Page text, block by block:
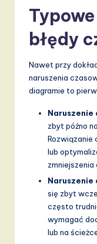
błędy
Nawet przy
naruszenia
diagramie to
Naruszenie
zbyt późno
Rozwiązanie
lub
zmniejszenia
Naruszenie
się zbyt
często
wymagać
lub na